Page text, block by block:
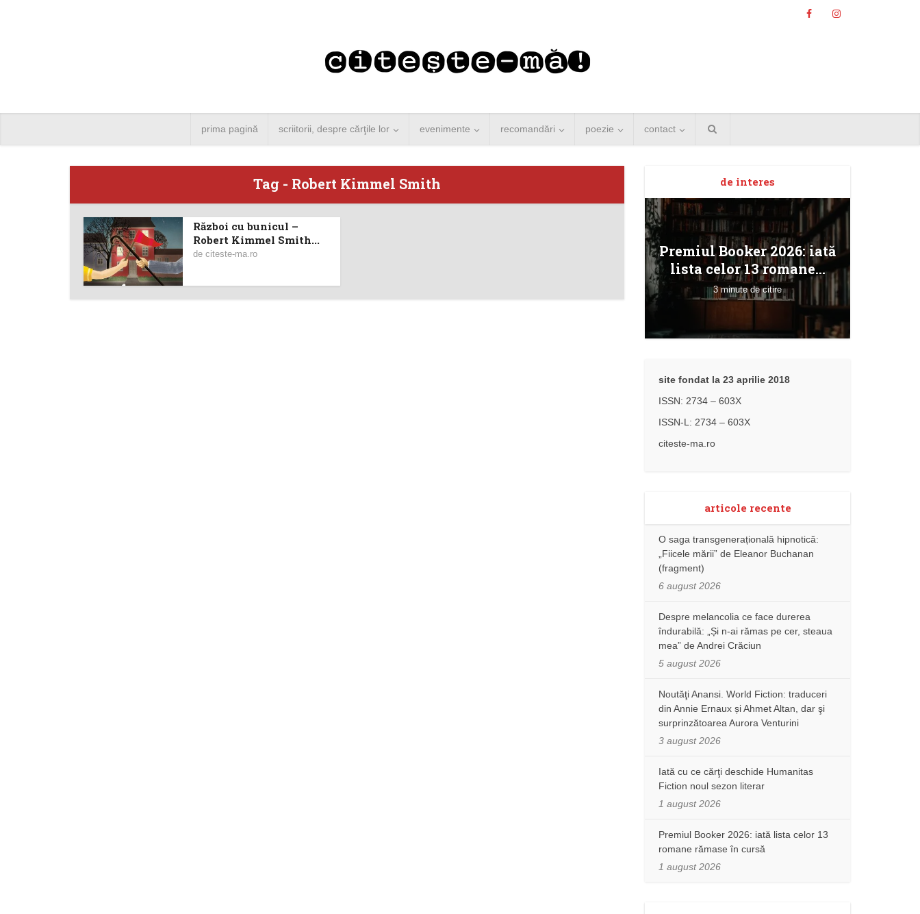
prima pagină scriitorii, despre cărţile lor evenimente recomandări poezie contact
Tag - Robert Kimmel Smith
Război cu bunicul –
Robert Kimmel Smith...
de citeste-ma.ro
de interes
Angela Merkel vine la
Premiul Booker 2026: iată
lista celor 13 romane...
3 minute de citire
site fondat la 23 aprilie 2018
ISSN: 2734 – 603X
ISSN-L: 2734 – 603X
citeste-ma.ro
articole recente
O saga transgenerațională hipnotică:
„Fiicele mării” de Eleanor Buchanan
(fragment)
6 august 2026
Despre melancolia ce face durerea
îndurabilă: „Și n-ai rămas pe cer, steaua
mea” de Andrei Crăciun
5 august 2026
Noutăţi Anansi. World Fiction: traduceri
din Annie Ernaux și Ahmet Altan, dar şi
surprinzătoarea Aurora Venturini
3 august 2026
Iată cu ce cărţi deschide Humanitas
Fiction noul sezon literar
1 august 2026
Premiul Booker 2026: iată lista celor 13
romane rămase în cursă
1 august 2026